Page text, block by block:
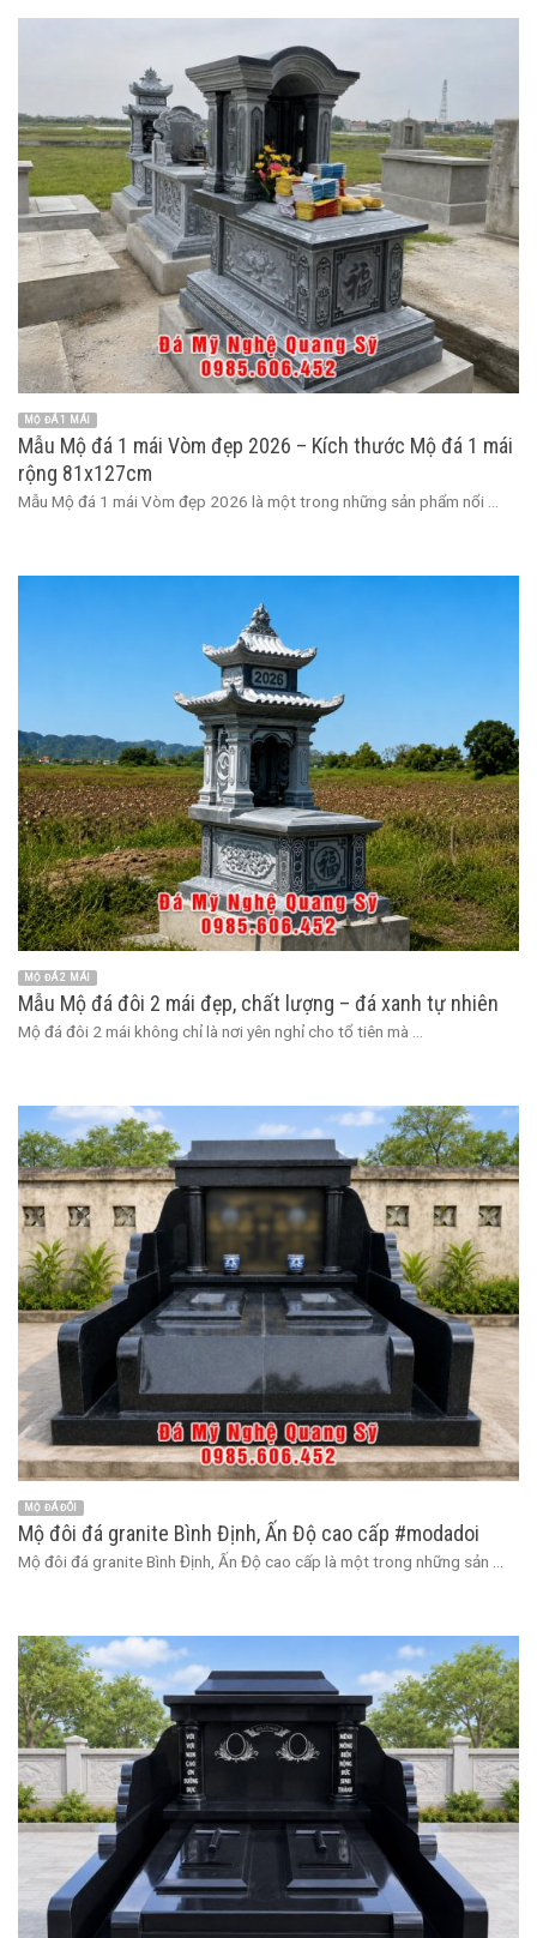
MỘ ĐÁ 1 MÁI
Mẫu Mộ đá 1 mái Vòm đẹp 2026 – Kích thước Mộ đá 1 mái
rộng 81x127cm
Mẫu Mộ đá 1 mái Vòm đẹp 2026 là một trong những sản phẩm nổi ...
MỘ ĐÁ 2 MÁI
Mẫu Mộ đá đôi 2 mái đẹp, chất lượng – đá xanh tự nhiên
Mộ đá đôi 2 mái không chỉ là nơi yên nghỉ cho tổ tiên mà ...
MỘ ĐÁ ĐÔI
Mộ đôi đá granite Bình Định, Ấn Độ cao cấp #modadoi
Mộ đôi đá granite Bình Định, Ấn Độ cao cấp là một trong những sản ...